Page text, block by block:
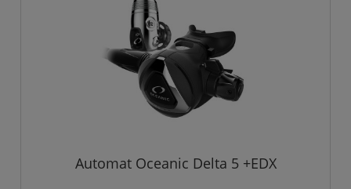
Automat Oceanic Delta 5 +EDX